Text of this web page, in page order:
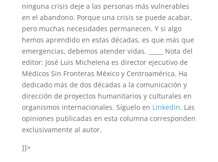
ninguna crisis deje a las personas más vulnerables
en el abandono. Porque una crisis se puede acabar,
pero muchas necesidades permanecen. Y si algo
hemos aprendido en estas décadas, es que más que
emergencias, debemos atender vidas. _____ Nota del
editor: José Luis Michelena es director ejecutivo de
Médicos Sin Fronteras México y Centroamérica. Ha
dedicado más de dos décadas a la comunicación y
dirección de proyectos humanitarios y culturales en
organismos internacionales. Síguelo en LinkedIn. Las
opiniones publicadas en esta columna corresponden
exclusivamente al autor.
]]>